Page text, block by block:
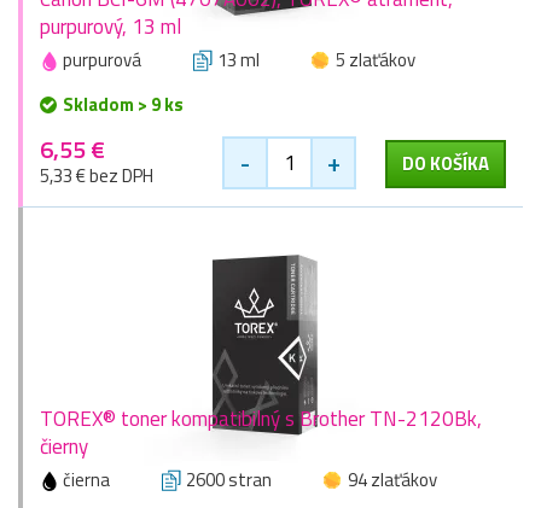
purpurový, 13 ml
purpurová 13 ml
5 zlaťákov
Skladom > 9 ks
6,55 €
5,33 € bez DPH - + DO KOŠÍKA
TOREX® toner kompatibilný s Brother TN-2120Bk,
čierny
čierna 2600 stran
94 zlaťákov